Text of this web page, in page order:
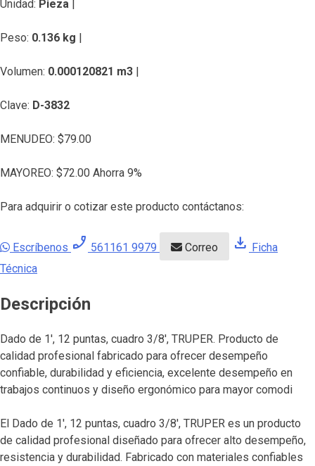
Unidad: Pieza |
Peso: 0.136 kg |
Volumen: 0.000120821 m3 |
Clave: D-3832
MENUDEO: $79.00
MAYOREO: $72.00 Ahorra 9%
Para adquirir o cotizar este producto contáctanos:
Escríbenos phone_enabled 561161 9979 Correo download Ficha
Técnica
Descripción
Dado de 1′, 12 puntas, cuadro 3/8′, TRUPER. Producto de
calidad profesional fabricado para ofrecer desempeño
confiable, durabilidad y eficiencia, excelente desempeño en
trabajos continuos y diseño ergonómico para mayor comodi
El Dado de 1′, 12 puntas, cuadro 3/8′, TRUPER es un producto
de calidad profesional diseñado para ofrecer alto desempeño,
resistencia y durabilidad. Fabricado con materiales confiables